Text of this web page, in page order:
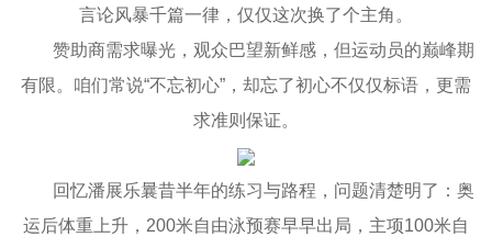
言论风暴千篇一律，仅仅这次换了个主角。
赞助商需求曝光，观众巴望新鲜感，但运动员的巅峰期
有限。咱们常说“不忘初心”，却忘了初心不仅仅标语，更需
求准则保证。
回忆潘展乐曩昔半年的练习与路程，问题清楚明了：奥
运后体重上升，200米自由泳预赛早早出局，主项100米自